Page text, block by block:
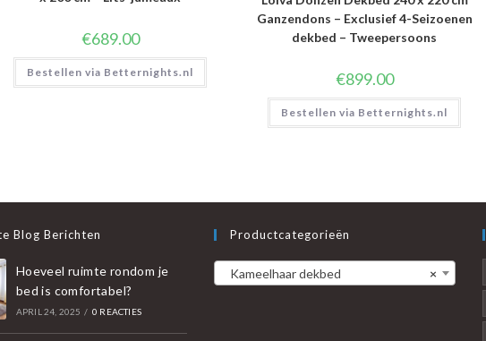
€689.00
Bestellen via Betternights.nl
Ganzendons – Exclusief 4-Seizoenen
dekbed – Tweepersoons
€899.00
Bestellen via Betternights.nl
Blog Berichten
Hoeveel ruimte rondom je
bed is comfortabel?
APRIL 24, 2025 / 0 REACTIES
Productcategorieën
×
Kameelhaar dekbed